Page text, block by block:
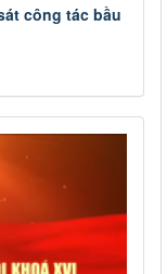
công tác bầu